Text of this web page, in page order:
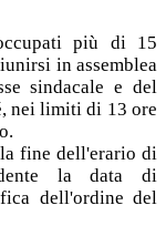
più di 15
in assemblea
sindacale e del
nei limiti di 13 ore
fine dell'erario di
la data di
dell'ordine del